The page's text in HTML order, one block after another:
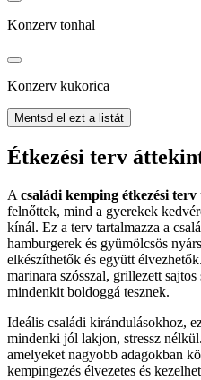
Konzerv tonhal
Konzerv kukorica
Mentsd el ezt a listát
Étkezési terv
A családi kemping étkezési terv
felnőttek, mind a gyerekek
kínál. Ez a terv tartalmazza a
hamburgerek és gyümölcsös
elkészíthetők és együtt
marinara szósszal, grillezett
mindenkit boldoggá tesznek.
Ideális családi kirándulásokhoz,
mindenki jól lakjon, stressz
amelyeket nagyobb adagokban
kempingezés élvezetes és